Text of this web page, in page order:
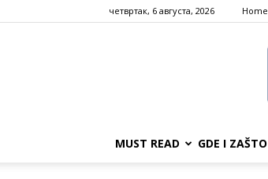
четвртак, 6 августа, 2026 Home
MUST READ GDE I ZAŠTO